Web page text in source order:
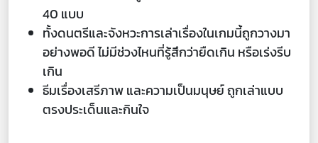
40 แบบ
ทั้งดนตรีและจังหวะการเล่าเรื่องในเกมนี้ถูกวางมา
อย่างพอดี ไม่มีช่วงไหนที่รู้สึกว่ายืดเกิน หรือเร่งรีบ
เกิน
ธีมเรื่องเสรีภาพ และความเป็นมนุษย์ ถูกเล่าแบบ
ตรงประเด็นและกินใจ